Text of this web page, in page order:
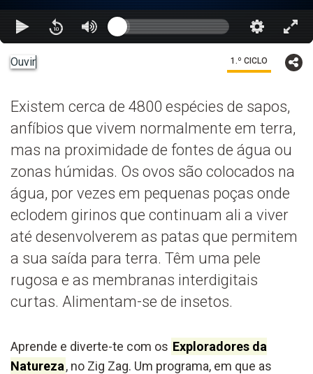
Ouvir 1.º CICLO
Existem cerca de 4800 espécies de sapos,
anfíbios que vivem normalmente em terra,
mas na proximidade de fontes de água ou
zonas húmidas. Os ovos são colocados na
água, por vezes em pequenas poças onde
eclodem girinos que continuam ali a viver
até desenvolverem as patas que permitem
a sua saída para terra. Têm uma pele
rugosa e as membranas interdigitais
curtas. Alimentam-se de insetos.
Aprende e diverte-te com os Exploradores da
Natureza, no Zig Zag. Um programa, em que as